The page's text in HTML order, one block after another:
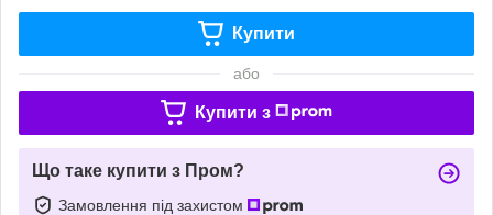
Купити
або
Купити з
Що таке купити з Пром?
Замовлення під захистом